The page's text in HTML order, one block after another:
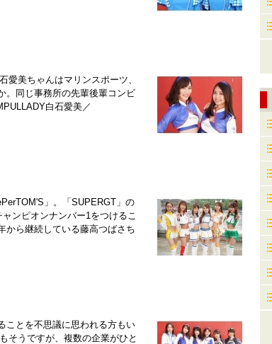
愛美ちゃんはマリンスポーツ、
。同じ事務所の先輩後輩コンビ
白石愛美／
」。「SUPERGT」の
ンピオンナンバー1をつけるこ
から継続している藤高つばさち
ことを不思議に思われる方もい
そうですが、複数の企業がひと